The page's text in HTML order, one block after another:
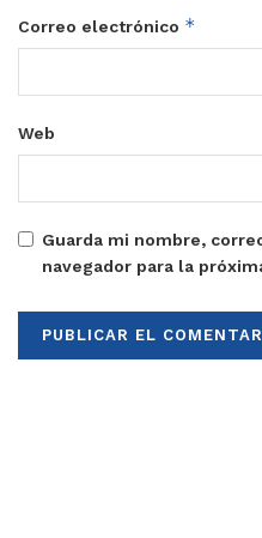
Correo electrónico *
Web
Guarda mi nombre,
navegador para la